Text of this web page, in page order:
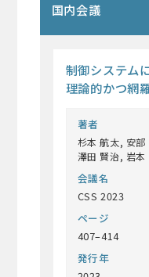
国内会議
制御システム
理論的かつ網
著者
杉本 航太, 安
澤田 賢治, 岩本
会議名
CSS 2023
ページ
407–414
発行年